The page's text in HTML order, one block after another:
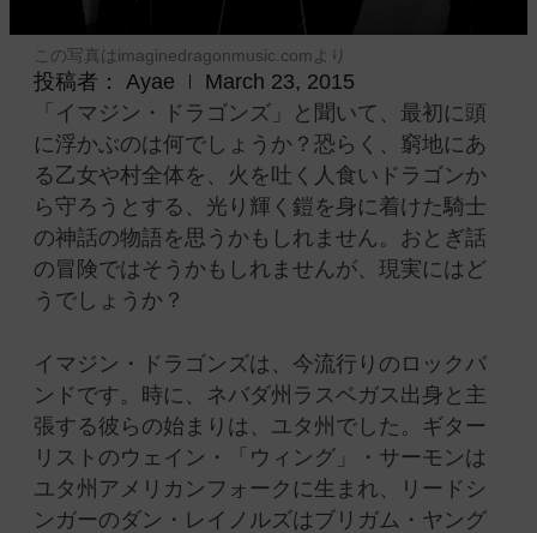
この写真はimaginedragonmusic.comより
投稿者： Ayae
March 23, 2015
「イマジン・ドラゴンズ」と聞いて、最初に頭
に浮かぶのは何でしょうか？恐らく、窮地にあ
る乙女や村全体を、火を吐く人食いドラゴンか
ら守ろうとする、光り輝く鎧を身に着けた騎士
の神話の物語を思うかもしれません。おとぎ話
の冒険ではそうかもしれませんが、現実にはど
うでしょうか？
イマジン・ドラゴンズは、今流行りのロックバ
ンドです。時に、ネバダ州ラスベガス出身と主
張する彼らの始まりは、ユタ州でした。ギター
リストのウェイン・「ウィング」・サーモンは
ユタ州アメリカンフォークに生まれ、リードシ
ンガーのダン・レイノルズはブリガム・ヤング